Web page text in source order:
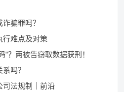
骗罪吗？
行难点及对策
”？两被告窃取数据获刑！
吗？
司法规制｜前沿